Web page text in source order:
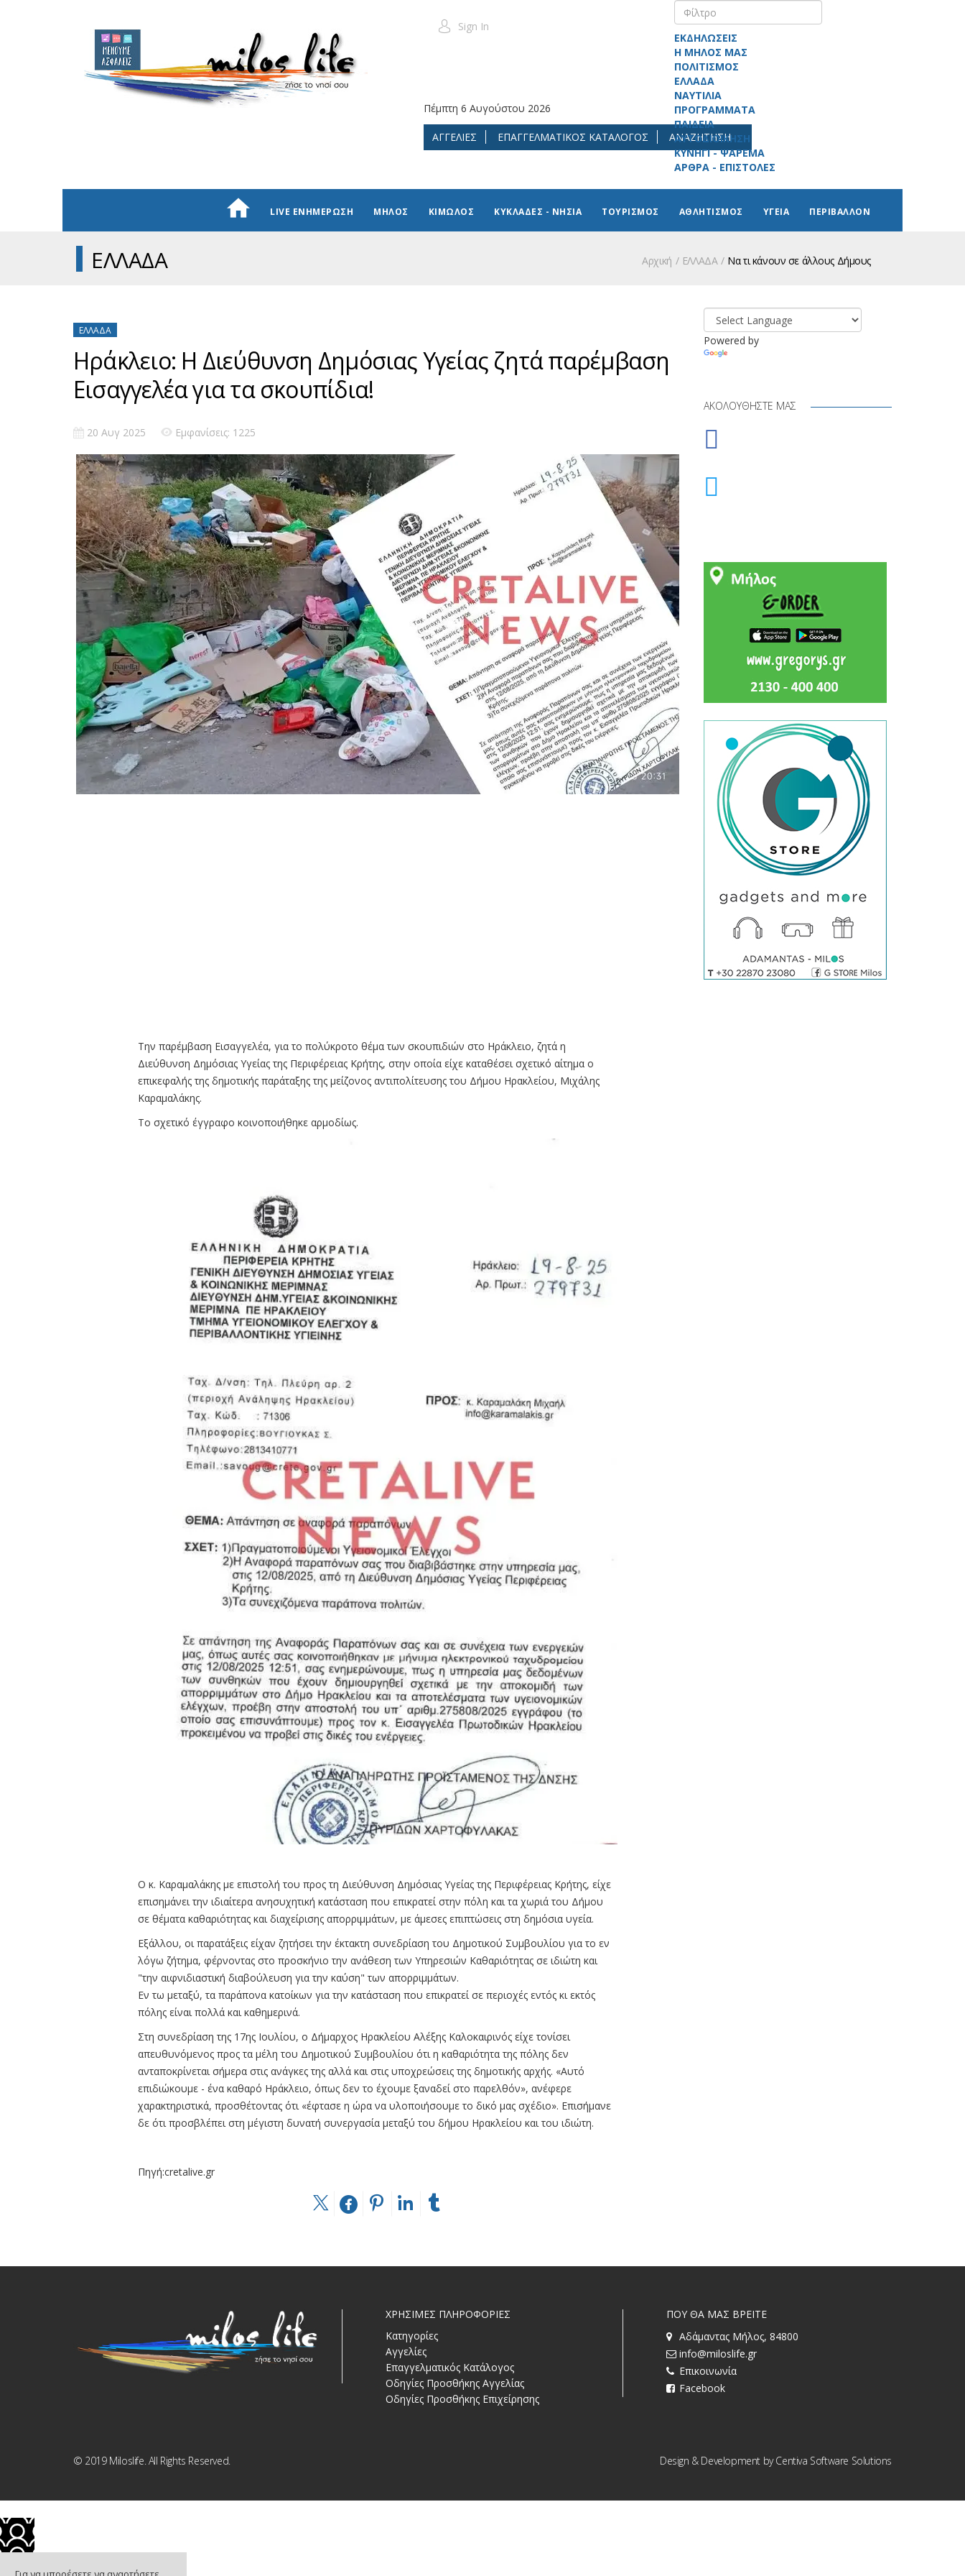
Sign In
Πέμπτη 6 Αυγούστου 2026
ΑΓΓΕΛΙΕΣ ΕΠΑΓΓΕΛΜΑΤΙΚΟΣ ΚΑΤΑΛΟΓΟΣ ΑΝΑΖΗΤΗΣΗ
ΕΚΔΗΛΩΣΕΙΣ
Η ΜΗΛΟΣ ΜΑΣ
ΠΟΛΙΤΙΣΜΟΣ
ΕΛΛΑΔΑ
ΝΑΥΤΙΛΙΑ
ΠΡΟΓΡΑΜΜΑΤΑ
ΠΑΙΔΕΙΑ
ΑΥΤΟΔΙΟΙΚΗΣΗ
ΚΥΝΗΓΙ - ΨΑΡΕΜΑ
ΑΡΘΡΑ - ΕΠΙΣΤΟΛΕΣ
LIVE ΕΝΗΜΕΡΩΣΗ ΜΗΛΟΣ ΚΙΜΩΛΟΣ ΚΥΚΛΑΔΕΣ - ΝΗΣΙΑ ΤΟΥΡΙΣΜΟΣ ΑΘΛΗΤΙΣΜΟΣ ΥΓΕΙΑ ΠΕΡΙΒΑΛΛΟΝ
ΕΛΛΑΔΑ Αρχική ΕΛΛΑΔΑ Να τι κάνουν σε άλλους Δήμους
ΕΛΛΆΔΑ
Ηράκλειο: Η Διεύθυνση Δημόσιας Υγείας ζητά παρέμβαση
Εισαγγελέα για τα σκουπίδια!
20 Αυγ 2025 Εμφανίσεις: 1225
Την παρέμβαση Εισαγγελέα, για το πολύκροτο θέμα των σκουπιδιών στο Ηράκλειο, ζητά η
Διεύθυνση Δημόσιας Υγείας της Περιφέρειας Κρήτης, στην οποία είχε καταθέσει σχετικό αίτημα ο
επικεφαλής της δημοτικής παράταξης της μείζονος αντιπολίτευσης του Δήμου Ηρακλείου, Μιχάλης
Καραμαλάκης.
Το σχετικό έγγραφο κοινοποιήθηκε αρμοδίως.
Ο κ. Καραμαλάκης με επιστολή του προς τη Διεύθυνση Δημόσιας Υγείας της Περιφέρειας Κρήτης, είχε
επισημάνει την ιδιαίτερα ανησυχητική κατάσταση που επικρατεί στην πόλη και τα χωριά του Δήμου
σε θέματα καθαριότητας και διαχείρισης απορριμμάτων, με άμεσες επιπτώσεις στη δημόσια υγεία.
Εξάλλου, οι παρατάξεις είχαν ζητήσει την έκτακτη συνεδρίαση του Δημοτικού Συμβουλίου για το εν
λόγω ζήτημα, φέρνοντας στο προσκήνιο την ανάθεση των Υπηρεσιών Καθαριότητας σε ιδιώτη και
"την αιφνιδιαστική διαβούλευση για την καύση" των απορριμμάτων.
Εν τω μεταξύ, τα παράπονα κατοίκων για την κατάσταση που επικρατεί σε περιοχές εντός κι εκτός
πόλης είναι πολλά και καθημερινά.
Στη συνεδρίαση της 17ης Ιουλίου, ο Δήμαρχος Ηρακλείου Αλέξης Καλοκαιρινός είχε τονίσει
απευθυνόμενος προς τα μέλη του Δημοτικού Συμβουλίου ότι η καθαριότητα της πόλης δεν
ανταποκρίνεται σήμερα στις ανάγκες της αλλά και στις υποχρεώσεις της δημοτικής αρχής. «Αυτό
επιδιώκουμε - ένα καθαρό Ηράκλειο, όπως δεν το έχουμε ξαναδεί στο παρελθόν», ανέφερε
χαρακτηριστικά, προσθέτοντας ότι «έφτασε η ώρα να υλοποιήσουμε το δικό μας σχέδιο». Επισήμανε
δε ότι προσβλέπει στη μέγιστη δυνατή συνεργασία μεταξύ του δήμου Ηρακλείου και του ιδιώτη.
Πηγή:cretalive.gr
Powered by
ΑΚΟΛΟΥΘΉΣΤΕ ΜΑΣ
ΧΡΗΣΙΜΕΣ ΠΛΗΡΟΦΟΡΙΕΣ
Κατηγορίες
Αγγελίες
Επαγγελματικός Κατάλογος
Οδηγίες Προσθήκης Αγγελίας
Οδηγίες Προσθήκης Επιχείρησης
ΠΟΥ ΘΑ ΜΑΣ ΒΡΕΙΤΕ
Αδάμαντας Μήλος, 84800
info@miloslife.gr
Επικοινωνία
Facebook
© 2019 Miloslife. All Rights Reserved. Design & Development byCentiva Software Solutions